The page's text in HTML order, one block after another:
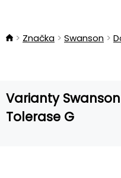
Značka Swanson
Varianty
Tolerase G